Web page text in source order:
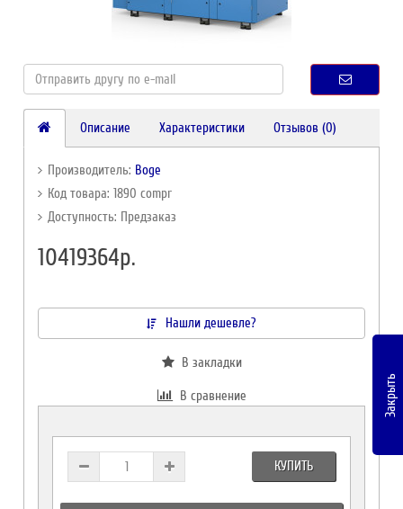
Описание Характеристики Отзывов (0)
Производитель: Boge
Код товара: 1890 compr
Доступность: Предзаказ
10419364р.
Нашли дешевле?
В закладки
В сравнение
КУПИТЬ
Закрыть